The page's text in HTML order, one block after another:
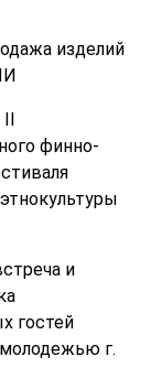
изделий
финно-
и
гостей
г.